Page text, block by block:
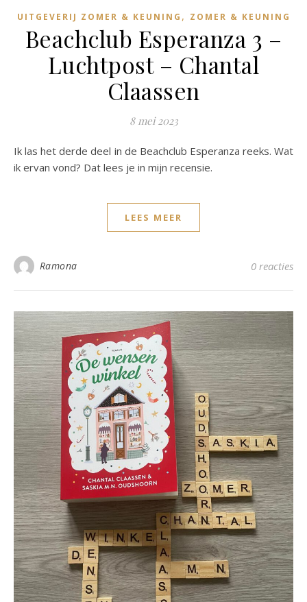
UITGEVERIJ ZOMER & KEUNING , ZOMER & KEUNING
Beachclub Esperanza 3 –
Luchtpost – Chantal
Claassen
8 mei 2023
Ik las het derde deel in de Beachclub Esperanza reeks. Wat
ik ervan vond? Dat lees je in mijn recensie.
LEES MEER
Ramona 0 reacties